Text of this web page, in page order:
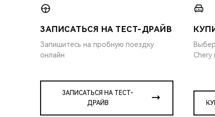
ЗАПИСАТЬСЯ НА ТЕСТ-ДРАЙВ
Запишитесь на пробную поездку
онлайн
ЗАПИСАТЬСЯ НА ТЕСТ-
ДРАЙВ
Chery